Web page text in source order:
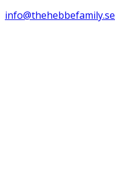
info@thehebbefamily.se